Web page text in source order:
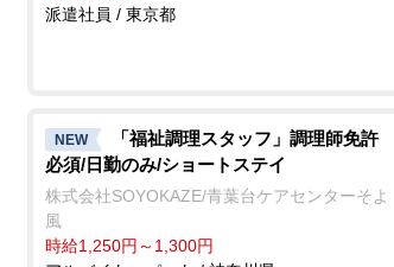
派遣社員 / 東京都
NEW
「福祉調理スタッフ」調理師免許
必須/日勤のみ/ショートステイ
株式会社SOYOKAZE/青葉台ケアセンターそよ
風
時給1,250円～1,300円